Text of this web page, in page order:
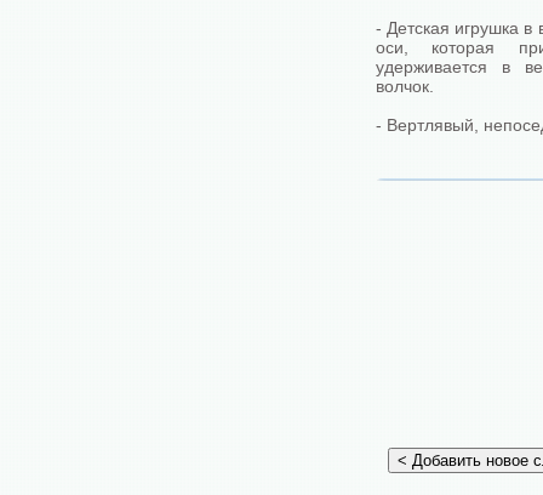
- Детская игрушка в
оси, которая
удерживается в
волчок.
- Вертлявый,